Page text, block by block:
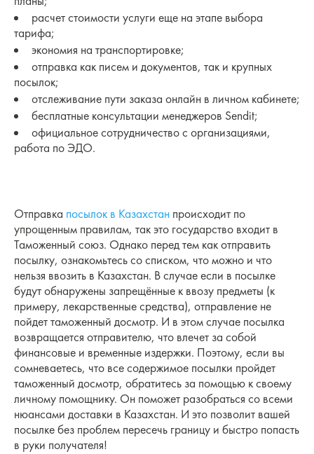
расчет стоимости услуги еще на этапе выбора
тарифа;
экономия на транспортировке;
отправка как писем и документов, так и крупных
посылок;
отслеживание пути заказа онлайн в личном кабинете;
бесплатные консультации менеджеров Sendit;
официальное сотрудничество с организациями,
работа по ЭДО.
Отправка посылок в Казахстан происходит по
упрощенным правилам, так это государство входит в
Таможенный союз. Однако перед тем как отправить
посылку, ознакомьтесь со списком, что можно и что
нельзя ввозить в Казахстан. В случае если в посылке
будут обнаружены запрещённые к ввозу предметы (к
примеру, лекарственные средства), отправление не
пойдет таможенный досмотр. И в этом случае посылка
возвращается отправителю, что влечет за собой
финансовые и временные издержки. Поэтому, если вы
сомневаетесь, что все содержимое посылки пройдет
таможенный досмотр, обратитесь за помощью к своему
личному помощнику. Он поможет разобраться со всеми
нюансами доставки в Казахстан. И это позволит вашей
посылке без проблем пересечь границу и быстро попасть
в руки получателя!